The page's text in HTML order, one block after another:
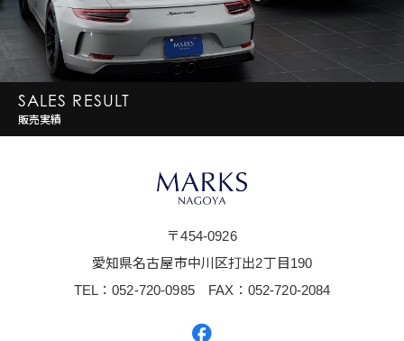
SALES RESULT
販売実績
〒454-0926
愛知県名古屋市中川区打出2丁目190
TEL：052-720-0985 FAX：052-720-2084